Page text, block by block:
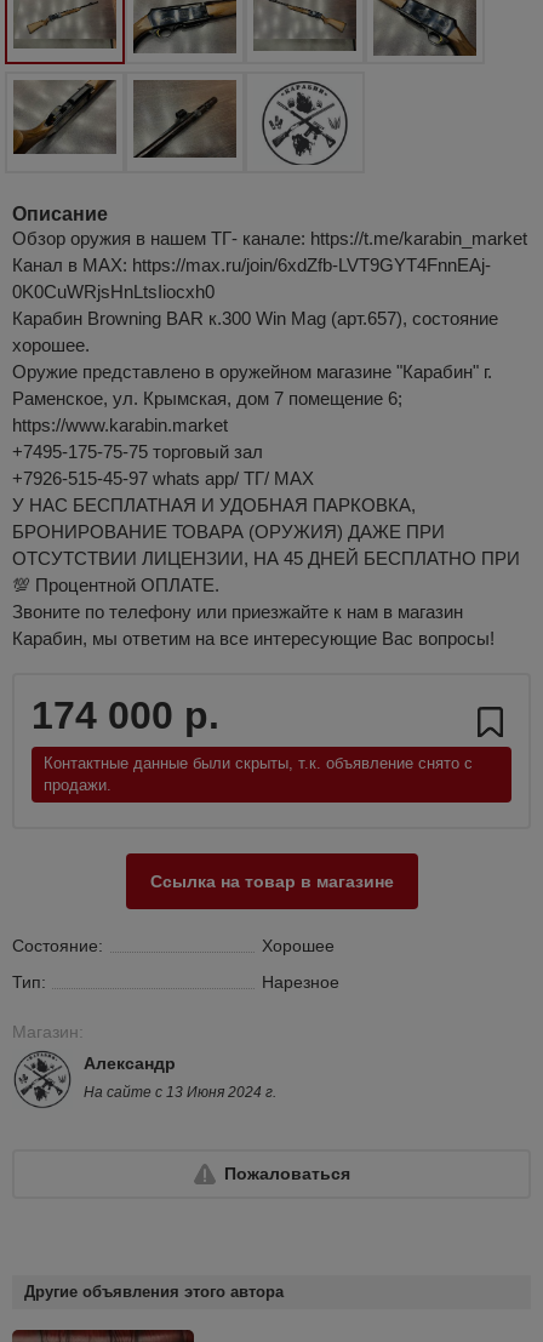
Описание
Обзор оружия в нашем ТГ- канале: https://t.me/karabin_market
Канал в МАХ: https://max.ru/join/6xdZfb-LVT9GYT4FnnEAj-
0K0CuWRjsHnLtsIiocxh0
Карабин Browning BAR к.300 Win Mag (арт.657), состояние
хорошее.
Оружие представлено в оружейном магазине "Карабин" г.
Раменское, ул. Крымская, дом 7 помещение 6;
https://www.karabin.market
+7495-175-75-75 торговый зал
+7926-515-45-97 whats app/ ТГ/ MAX
У НАС БЕСПЛАТНАЯ И УДОБНАЯ ПАРКОВКА,
БРОНИРОВАНИЕ ТОВАРА (ОРУЖИЯ) ДАЖЕ ПРИ
ОТСУТСТВИИ ЛИЦЕНЗИИ, НА 45 ДНЕЙ БЕСПЛАТНО ПРИ
💯 Процентной ОПЛАТЕ.
Звоните по телефону или приезжайте к нам в магазин
Карабин, мы ответим на все интересующие Вас вопросы!
174 000 р.
Контактные данные были скрыты, т.к. объявление снято с
продажи.
Ссылка на товар в магазине
Состояние:
Хорошее
Тип:
Нарезное
Магазин:
Александр
На сайте с 13 Июня 2024 г.
Пожаловаться
Другие объявления этого автора